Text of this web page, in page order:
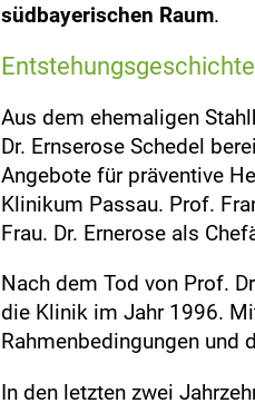
südbayerischen Raum.
Aus dem ehemaligen
Dr. Ernserose Schedel
Angebote für präventive
Klinikum Passau. Prof.
Frau. Dr. Ernerose als
Nach dem Tod von Prof.
die Klinik im Jahr 1996.
Rahmenbedingungen und
In den letzten zwei